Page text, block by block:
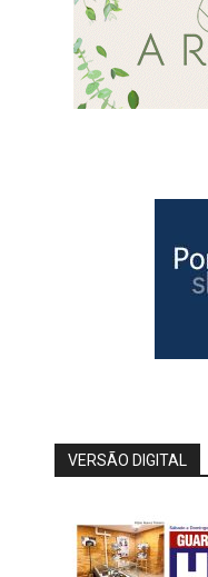
VERSÃO DIGITAL